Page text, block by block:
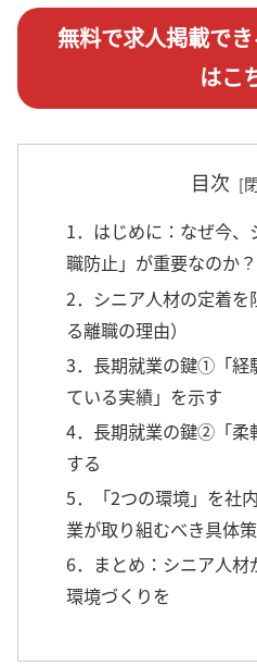
無料で求人掲載でき
はこ
目次
1．はじめに：なぜ今
職防止」が重要なのか？
2．シニア人材の定着
る離職の理由）
3．長期就業の鍵①「経
ている実績」を示す
4．長期就業の鍵②「柔
する
5．「2つの環境」を社
業が取り組むべき具体策
6．まとめ：シニア人
環境づくりを